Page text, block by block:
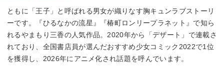
ともに「王子」と呼ばれる男女が織りなす胸キュンラブストーリ
ーです。『ひるなかの流星』『椿町ロンリープラネット』で知ら
れるやまもり三香の人気作品。2020年から「デザート」で連載さ
れており、全国書店員が選んだおすすめ少女コミック2022で1位
を獲得し、2026年にアニメ化され話題を呼んでいます。